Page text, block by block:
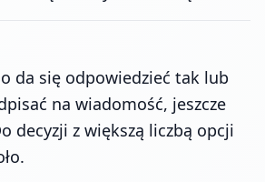
da się odpowiedzieć tak lub
na wiadomość, jeszcze
decyzji z większą liczbą opcji